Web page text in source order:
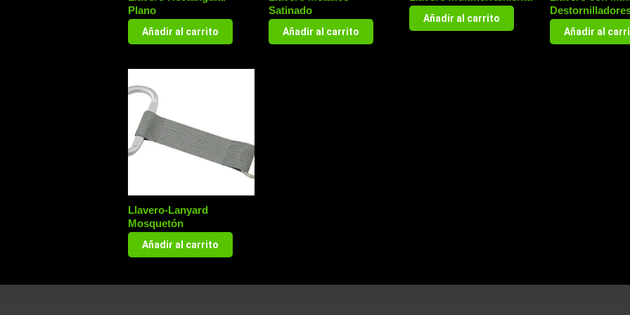
Plano
Añadir al carrito
Satinado
Añadir al carrito
Añadir al carrito
Añadir al
Llavero-Lanyard
Mosquetón
Añadir al carrito